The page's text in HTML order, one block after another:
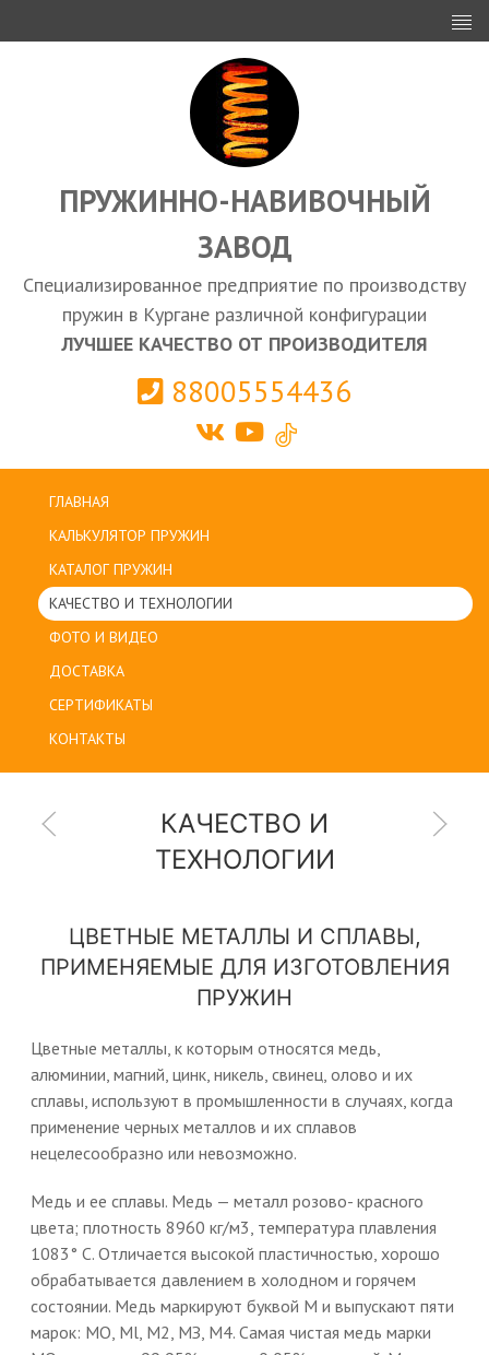
ИНВЕСТОРАМ
ПРОЕКТИРОВАНИЕ
ЭКСПОРТ
ЗАКУПКИ
КАЛЬКУЛЯТОР ПРУЖИН
Курган
ПРУЖИННО-НАВИВОЧНЫЙ
ЗАВОД
Специализированное предприятие по производству
пружин в Кургане различной конфигурации
ЛУЧШЕЕ КАЧЕСТВО ОТ ПРОИЗВОДИТЕЛЯ
88005554436
ГЛАВНАЯ
КАЛЬКУЛЯТОР ПРУЖИН
КАТАЛОГ ПРУЖИН
КАЧЕСТВО И ТЕХНОЛОГИИ
ФОТО И ВИДЕО
ДОСТАВКА
СЕРТИФИКАТЫ
КОНТАКТЫ
КАЧЕСТВО И
ТЕХНОЛОГИИ
ЦВЕТНЫЕ МЕТАЛЛЫ И СПЛАВЫ,
ПРИМЕНЯЕМЫЕ ДЛЯ ИЗГОТОВЛЕНИЯ
ПРУЖИН
Цветные металлы, к которым относятся медь,
алюминии, магний, цинк, никель, свинец, олово и их
сплавы, используют в промышленности в случаях, когда
применение черных металлов и их сплавов
нецелесообразно или невозможно.
Медь и ее сплавы. Медь — металл розово- красного
цвета; плотность 8960 кг/м3, температура плавления
1083° С. Отличается высокой пластичностью, хорошо
обрабатывается давлением в холодном и горячем
состоянии. Медь маркируют буквой М и выпускают пяти
марок: МО, Ml, М2, МЗ, М4. Самая чистая медь марки